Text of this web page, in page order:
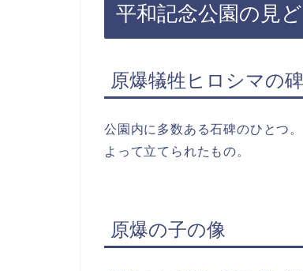
平和記念公園の見
原爆犠牲ヒロシマの碑
公園内に多数ある石碑のひとつ
よって立てられたもの。
原爆の子の像